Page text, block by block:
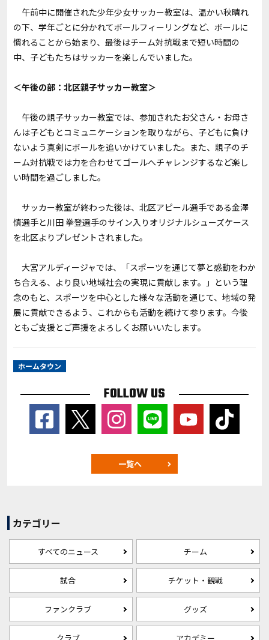
午前中に開催された少年少女サッカー教室は、温かい秋晴れ
の下、学年ごとに分かれてボールフィーリングなど、ボールに
慣れることから始まり、最後はチーム対抗戦まで短い時間の
中、子どもたちはサッカーを楽しんでいました。
＜午後の部：北区親子サッカー教室＞
午後の親子サッカー教室では、参加されたお父さん・お母さ
んは子どもとコミュニケーションを取りながら、子どもに負け
ないよう真剣にボールを追いかけていました。また、親子のチ
ーム対抗戦では力を合わせてゴールへチャレンジするなど楽し
い時間を過ごしました。
サッカー教室が終わった後は、北区アピール選手である金澤
慎選手と川田 拳登選手のサイン入りオリジナルシューズケース
を北区よりプレゼントされました。
大宮アルディージャでは、「スポーツを通じて夢と感動をわか
ち合える、より良い地域社会の実現に貢献します。」という理
念のもと、スポーツを中心とした様々な活動を通じて、地域の発
展に貢献できるよう、これからも活動を続けて参ります。今後
ともご支援とご声援をよろしくお願いいたします。
ホームタウン
FOLLOW US
一覧へ
カテゴリー
すべてのニュース チーム
試合 チケット・観戦
ファンクラブ グッズ